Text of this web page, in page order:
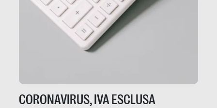
CORONAVIRUS, IVA ESCLUSA